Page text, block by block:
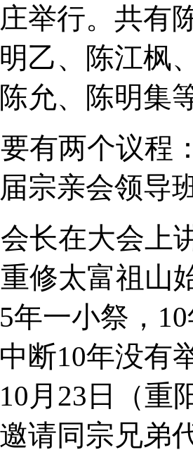
举行。共有
乙、陈江枫
允、陈明集
有两个议程
宗亲会领导
长在大会上
修太富祖山
年一小祭，10
断10年没有
10月 23 日（重
请同宗兄弟